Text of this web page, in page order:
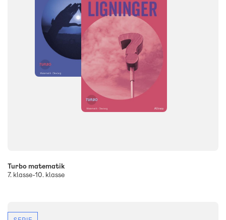
Turbo matematik
7. klasse-10. klasse